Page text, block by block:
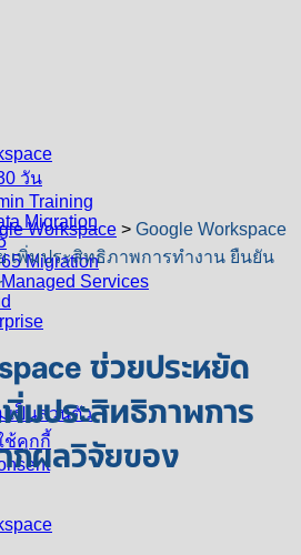
วัน
Training
Migration
Migration
Services
เป็นส่วนตัว
ช้คุกกี้
Workspace > Google Workspace
เพิ่มประสิทธิภาพการทำงาน ยืนยัน
ช่วยประหยัด
มประสิทธิภาพการ
กผลวิจัยของ